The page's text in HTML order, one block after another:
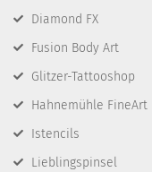
Diamond FX
Fusion Body Art
Glitzer-Tattooshop
Hahnemühle FineArt
Istencils
Lieblingspinsel